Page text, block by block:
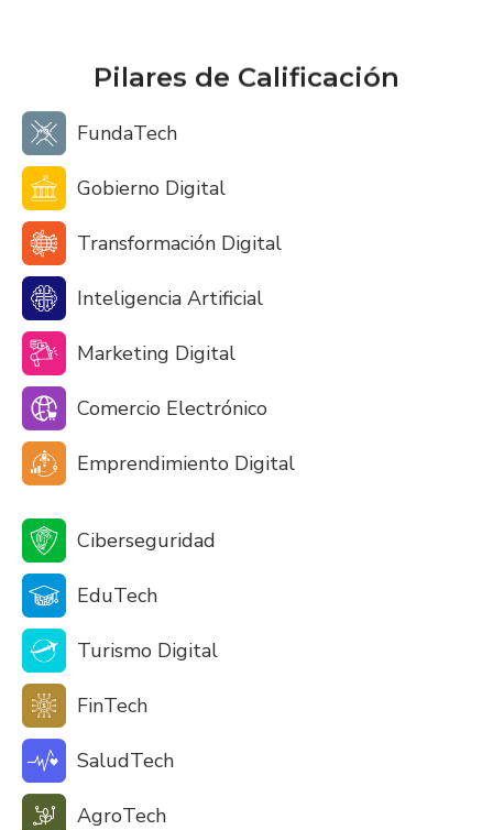
Pilares de Calificación
FundaTech
Gobierno Digital
Transformación Digital
Inteligencia Artificial
Marketing Digital
Comercio Electrónico
Emprendimiento Digital
Ciberseguridad
EduTech
Turismo Digital
FinTech
SaludTech
AgroTech